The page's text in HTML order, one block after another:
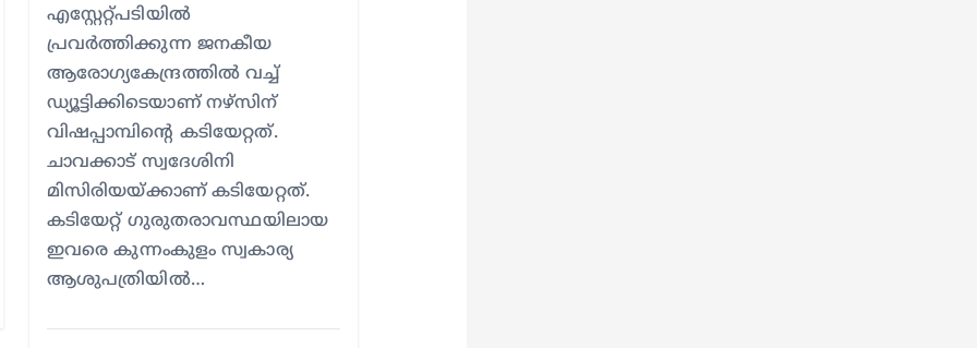
എസ്റ്റേറ്റ്പടിയില്‍
പ്രവര്‍ത്തിക്കുന്ന ജനകീയ
ആരോഗ്യകേന്ദ്രത്തില്‍ വച്ച്
ഡ്യൂട്ടിക്കിടെയാണ് നഴ്സിന്
വിഷപ്പാമ്പിന്റെ കടിയേറ്റത്.
ചാവക്കാട് സ്വദേശിനി
മിസിരിയയ്ക്കാണ് കടിയേറ്റത്.
കടിയേറ്റ് ഗുരുതരാവസ്ഥയിലായ
ഇവരെ കുന്നംകുളം സ്വകാര്യ
ആശുപത്രിയില്‍…
kerala news news